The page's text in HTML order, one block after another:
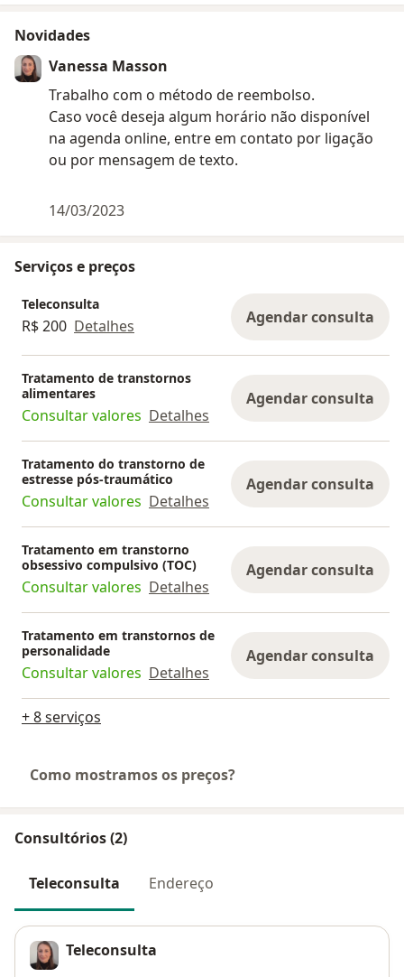
Novidades
Vanessa Masson
Trabalho com o método de reembolso.
Caso você deseja algum horário não disponível
na agenda online, entre em contato por ligação
ou por mensagem de texto.
14/03/2023
Serviços e preços
Teleconsulta
R$ 200 Detalhes Agendar consulta
Tratamento de transtornos
alimentares
Consultar valores Detalhes
Agendar consulta
Tratamento do transtorno de
estresse pós-traumático
Consultar valores Detalhes
Agendar consulta
Tratamento em transtorno
obsessivo compulsivo (TOC)
Consultar valores Detalhes
Agendar consulta
Tratamento em transtornos de
personalidade
Consultar valores Detalhes
Agendar consulta
+ 8 serviços
Como mostramos os preços?
Consultórios (2)
Teleconsulta Endereço
Teleconsulta